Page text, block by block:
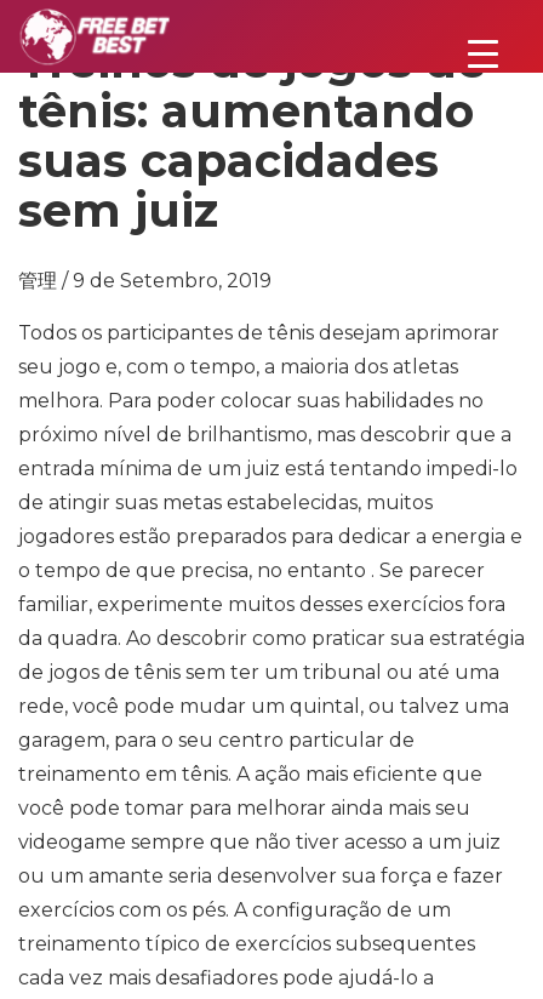
Treinos de jogos de
tênis: aumentando
suas capacidades
sem juiz
管理 / 9 de Setembro, 2019
Todos os participantes de tênis desejam aprimorar
seu jogo e, com o tempo, a maioria dos atletas
melhora. Para poder colocar suas habilidades no
próximo nível de brilhantismo, mas descobrir que a
entrada mínima de um juiz está tentando impedi-lo
de atingir suas metas estabelecidas, muitos
jogadores estão preparados para dedicar a energia e
o tempo de que precisa, no entanto . Se parecer
familiar, experimente muitos desses exercícios fora
da quadra. Ao descobrir como praticar sua estratégia
de jogos de tênis sem ter um tribunal ou até uma
rede, você pode mudar um quintal, ou talvez uma
garagem, para o seu centro particular de
treinamento em tênis. A ação mais eficiente que
você pode tomar para melhorar ainda mais seu
videogame sempre que não tiver acesso a um juiz
ou um amante seria desenvolver sua força e fazer
exercícios com os pés. A configuração de um
treinamento típico de exercícios subsequentes
cada vez mais desafiadores pode ajudá-lo a